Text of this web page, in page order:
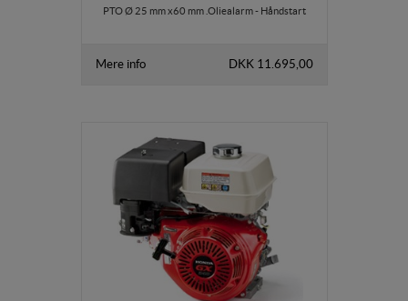
PTO Ø 25 mm x60 mm .Oliealarm - Håndstart
Mere info DKK 11.695,00